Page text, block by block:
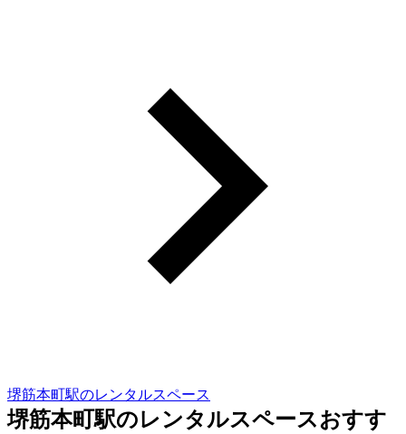
堺筋本町駅のレンタルスペース
堺筋本町駅のレンタルスペースおすす